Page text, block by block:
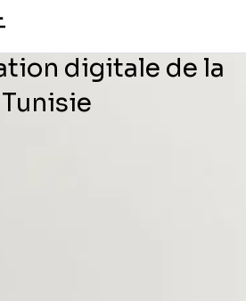
dans la
digitale de la
Tunisie